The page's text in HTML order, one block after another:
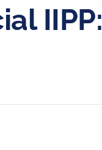
IIPP: